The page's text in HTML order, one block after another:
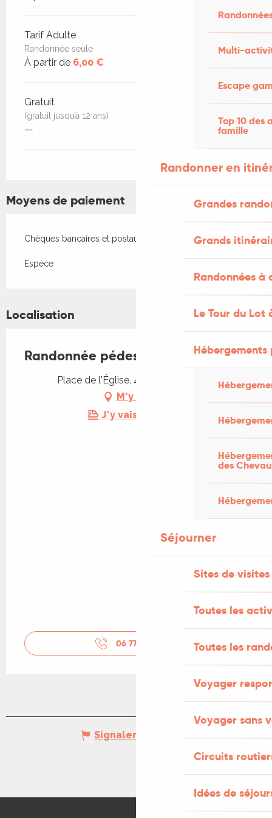
Multi-
Escape
Top 10 des
famille
Randonner en
Grandes
Grands
Randonnées
Le Tour du Lot
des
Séjourner
Sites de visites
Toutes les
Toutes les
Voyager
Voyager sans
Circuits
Idées de
Tarif Adulte
Randonnée seule
À partir de 6,00 €
Gratuit
(gratuit jusqu’à 12 ans)
—
Moyens de paiement
Chèques bancaires et postaux
Espèce
Localisation
Randonnée pédestre à Montredon
Place de l'Église, 46270 Montredon
M'y rendre
J'y vais en train !
06 77 33 38
Signaler une erreur